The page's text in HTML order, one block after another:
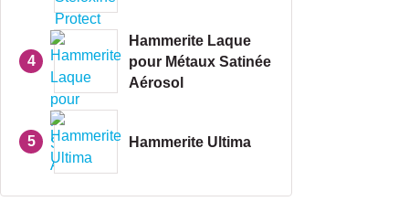
4
Hammerite Laque
pour Métaux Satinée
Aérosol
5 Hammerite Ultima